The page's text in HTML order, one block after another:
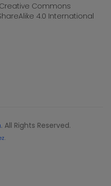
Commons
4.0 International
. All Rights Reserved.
.